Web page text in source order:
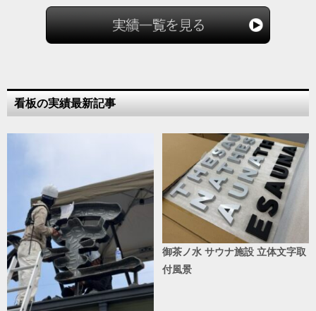
看板の実績最新記事
御茶ノ水 サウナ施設 立体文字取
付風景